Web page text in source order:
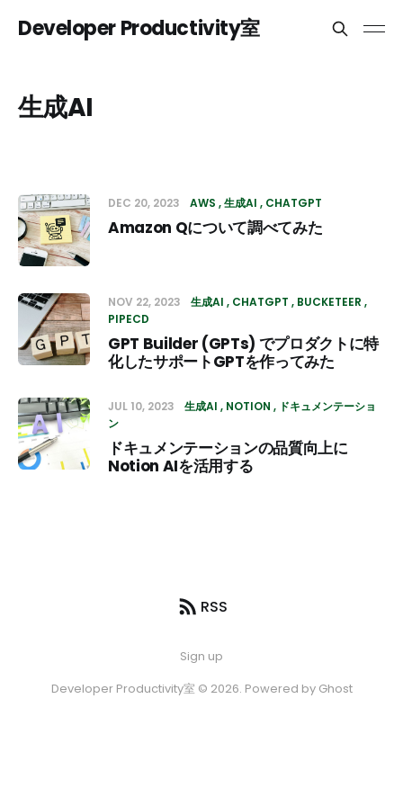
Developer Productivity室
生成AI
DEC 20, 2023 AWS 生成AI CHATGPT
Amazon Qについて調べてみた
NOV 22, 2023 生成AI CHATGPT
BUCKETEER
PIPECD
GPT Builder (GPTs) でプロダクトに特
化したサポートGPTを作ってみた
JUL 10, 2023 生成AI NOTION
ドキュメンテーショ
ン
ドキュメンテーションの品質向上に
Notion AIを活用する
RSS
Sign up
Developer Productivity室 © 2026. Powered by Ghost